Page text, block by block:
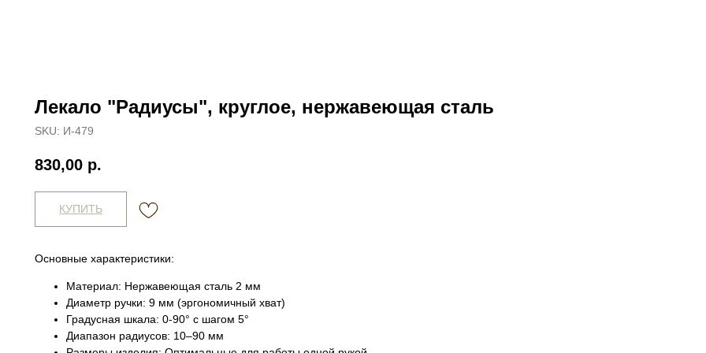
Лекало "Радиусы", круглое, нержавеющая сталь
SKU: И-479
830,00 р.
КУПИТЬ
Основные характеристики:
Материал: Нержавеющая сталь 2 мм
Диаметр ручки: 9 мм (эргономичный хват)
Градусная шкала: 0-90° с шагом 5°
Диапазон радиусов: 10–90 мм